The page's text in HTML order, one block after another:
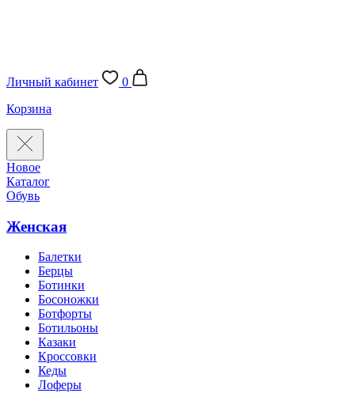
Личный кабинет
0
Корзина
Новое
Каталог
Обувь
Женская
Балетки
Берцы
Ботинки
Босоножки
Ботфорты
Ботильоны
Казаки
Кроссовки
Кеды
Лоферы